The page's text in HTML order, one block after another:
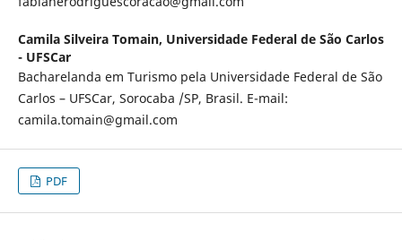
Camila Silveira Tomain, Universidade Federal de São Carlos
- UFSCar
Bacharelanda em Turismo pela Universidade Federal de São
Carlos – UFSCar, Sorocaba /SP, Brasil. E-mail:
camila.tomain@gmail.com
PDF